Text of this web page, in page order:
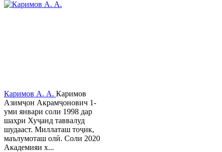
Каримов А. А. Каримов
Азимҷон Акрамҷонович 1-
уми январи соли 1998 дар
шаҳри Хуҷанд таввалуд
шудааст. Миллаташ тоҷик,
маълумоташ олӣ. Соли 2020
Академияи х...